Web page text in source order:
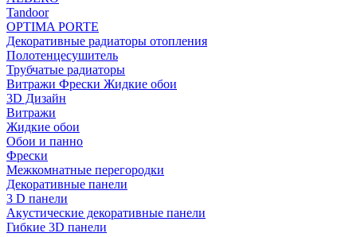
Tandoor
OPTIMA PORTE
Декоративные радиаторы отопления
Полотенцесушитель
Трубчатые радиаторы
Витражи Фрески Жидкие обои
3D Дизайн
Витражи
Жидкие обои
Обои и панно
Фрески
Межкомнатные перегородки
Декоративные панели
3 D панели
Акустические декоративные панели
Гибкие 3D панели